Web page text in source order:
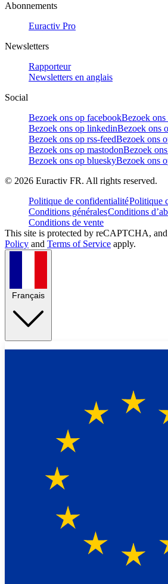
Abonnements
Euractiv Pro
Newsletters
Rapporteur
Newsletters en anglais
Social
Bezoek ons op facebookBezoek
Bezoek ons op linkedinBezoek ons
Bezoek ons op rss-feedBezoek ons
Bezoek ons op mastodonBezoek
Bezoek ons op blueskyBezoek ons
© 2026 Euractiv FR. All rights reserved.
Politique de confidentialitéPolitique
Conditions généralesConditions
Conditions de vente
This site is protected by reCAPTCHA,
Policy and Terms of Service apply.
Français